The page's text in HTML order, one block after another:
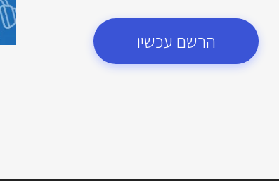
הרשם עכשיו